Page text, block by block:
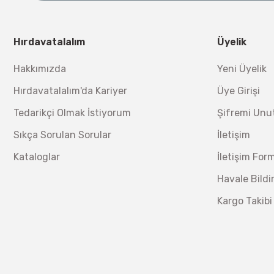
Lüdecke
Lüdecke ES13T Stoper Kaplin Hava Hortum 13 mm
Ücretsiz Nakliye
Hırdavatalalım
Hakkımızda
Hırdavatalalım'da Kariyer
Tedarikçi Olmak İstiyorum
Sıkça Sorulan Sorular
Kataloglar
Üyelik
Yeni Üyelik
Üye Girişi
Şifremi
İletişim
İletişim
Havale
Kargo Takibi